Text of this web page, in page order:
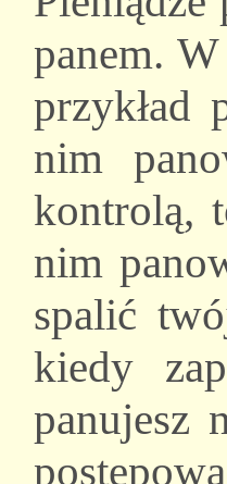
panem.
przykład
nim
kontrolą,
nim
spalić
kiedy
panujesz